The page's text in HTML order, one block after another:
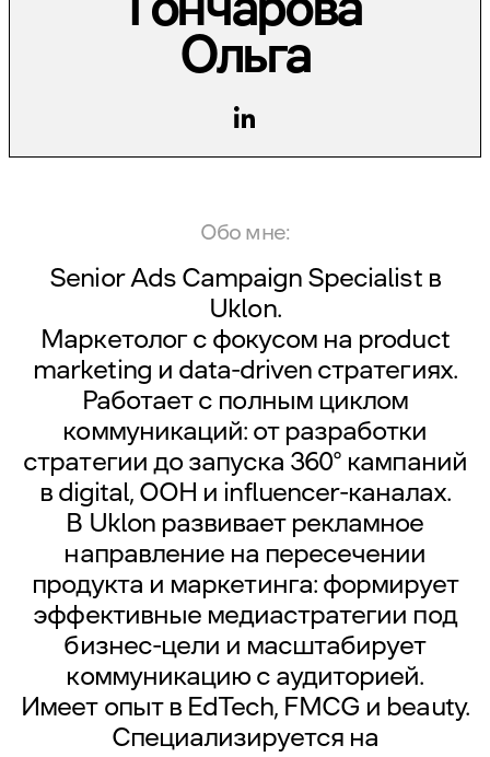
Ольга
Обо мне:
Senior Ads Campaign Specialist в
Uklon.
Маркетолог с фокусом на product
marketing и data-driven стратегиях.
Работает с полным циклом
коммуникаций: от разработки
стратегии до запуска 360° кампаний
в digital, OOH и influencer-каналах.
В Uklonразвивает рекламное
направление на пересечении
продукта и маркетинга: формирует
эффективные медиастратегии под
бизнес-цели и масштабирует
коммуникацию с аудиторией.
Имеет опыт в EdTech, FMCG и beauty.
Специализируется на